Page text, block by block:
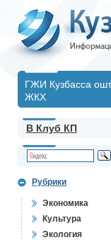
ГЖИ Кузбасса
ЖКХ
В Клуб КП
Рубрики
Экономика
Культура
Экология